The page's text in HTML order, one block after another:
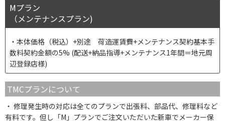
Mプラン
（メンテナンスプラン)
本体価格（税込）+別途 荷造運賃費+メンテナンス契約基本手
数料契約金額の5% (配送+納品指導+メンテナンス1年間＝地元周
辺登録店様)
TMCプランについて
修理発生時の対応は全てのプランで出張料、部品代、修理料など
有料です。但し「M」プランでご注文いただいた新車でメーカー保